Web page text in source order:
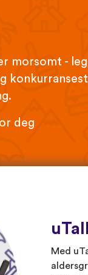
morsomt -
deg
Med